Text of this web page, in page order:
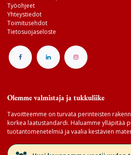
Työohjeet
Yhteystiedot
Toimitusehdot
Tietosuojaseloste
Olemme valmistaja ja tukkuliike
Tavoitteemme on turvata perinteisten
korkea laatustandardi. Haluamme ylläpitää
tuotantomenetelmiä ja vaalia kestävien